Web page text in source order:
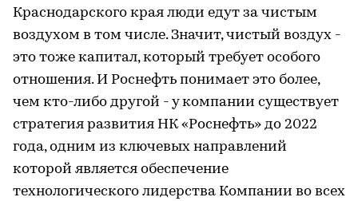
Краснодарского края люди едут за чистым
воздухом в том числе. Значит, чистый воздух -
это тоже капитал, который требует особого
отношения. И Роснефть понимает это более,
чем кто-либо другой - у компании существует
стратегия развития НК «Роснефть» до 2022
года, одним из ключевых направлений
которой является обеспечение
технологического лидерства Компании во всех